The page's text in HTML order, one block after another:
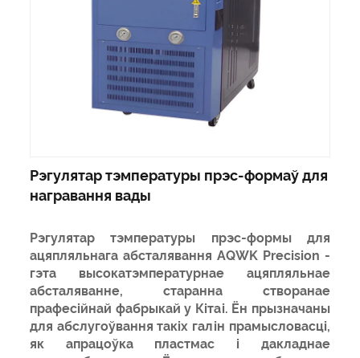
Рэгулятар тэмпературы прэс-формаў для
награвання вады
Рэгулятар тэмпературы прэс-формы для
ацяпляльнага абсталявання AQWK Precision -
гэта высокатэмпературнае ацяпляльнае
абсталяванне, старанна створанае
прафесійнай фабрыкай у Кітаі. Ён прызначаны
для абслугоўвання такіх галін прамысловасці,
як апрацоўка пластмас і дакладнае